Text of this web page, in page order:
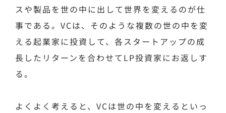
スや製品を世の中に出して世界を変えるのが仕
事である。VCは、そのような複数の世の中を変
える起業家に投資して、各スタートアップの成
長したリターンを合わせてLP投資家にお返しす
る。
よくよく考えると、VCは世の中を変えるといっ